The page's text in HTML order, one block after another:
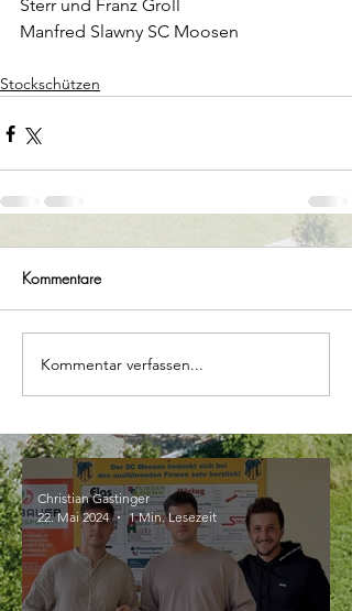
Sterr und Franz Groll
Manfred Slawny SC Moosen
Stockschützen
Kommentare
Kommentar verfassen...
Christian Gastinger
22. Mai 2024
1 Min. Lesezeit